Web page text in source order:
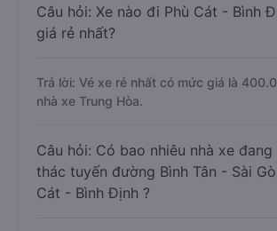
Câu hỏi: Xe nào đi Phù Cát - Bình
giá rẻ nhất?
Trả lời: Vé xe rẻ nhất có mức giá là
nhà xe Trung Hòa.
Câu hỏi: Có bao nhiêu nhà xe đang
thác tuyến đường Bình Tân - Sài
Cát - Bình Định ?